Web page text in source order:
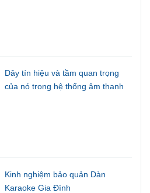
Dây tín hiệu và tầm quan trọng
của nó trong hệ thống âm thanh
Kinh nghiệm bảo quản Dàn
Karaoke Gia Đình